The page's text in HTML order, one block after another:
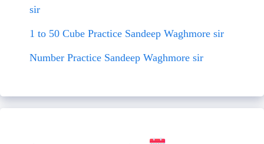
sir
1 to 50 Cube Practice Sandeep Waghmore sir
Number Practice Sandeep Waghmore sir